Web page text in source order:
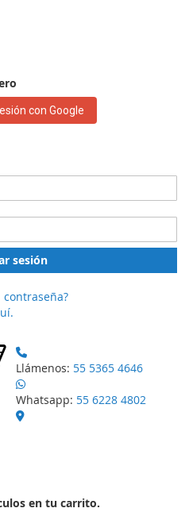
con Google
sesión
contraseña?
Llámenos: 55 5365 4646
Whatsapp: 55 6228 4802
en tu carrito.